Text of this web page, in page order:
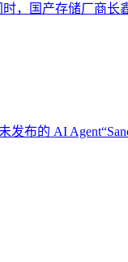
，国产存储厂商长
布的 AI